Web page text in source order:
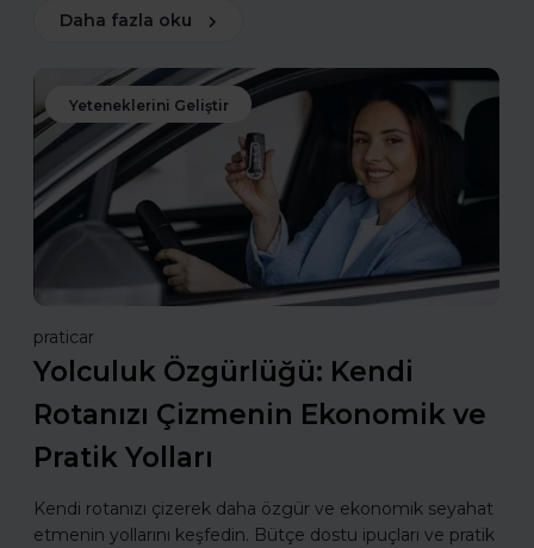
Daha fazla oku
Yeteneklerini Geliştir
praticar
Yolculuk Özgürlüğü: Kendi
Rotanızı Çizmenin Ekonomik ve
Pratik Yolları
Kendi rotanızı çizerek daha özgür ve ekonomik seyahat
etmenin yollarını keşfedin. Bütçe dostu ipuçları ve pratik